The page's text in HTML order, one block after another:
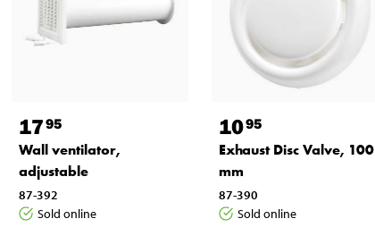
1795
Wall ventilator,
adjustable
87-392
Sold online
1095
Exhaust Disc Valve, 100
mm
87-390
Sold online